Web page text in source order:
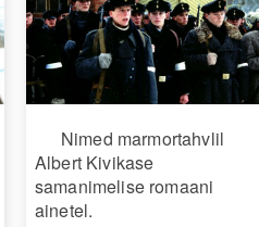
Nimed marmortahvlil
Albert Kivikase
samanimelise romaani
ainetel.